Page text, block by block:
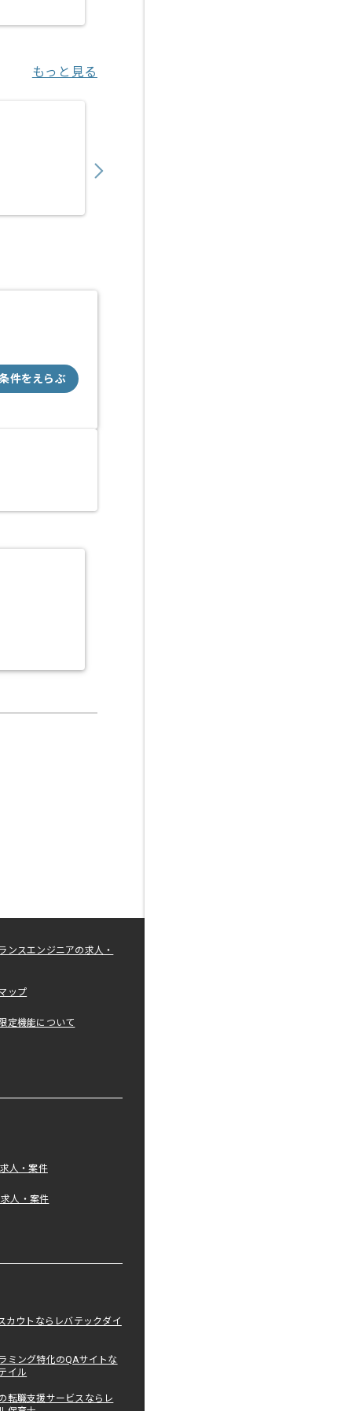
もっと見る
件をえらぶ
ンスエンジニアの求人・
ップ
定機能について
人・案件
人・案件
カウトならレバテックダイ
ミング特化のQAサイトな
イル
転職支援サービスならレ